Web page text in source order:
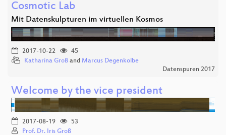
Cosmotic Lab
Mit Datenskulpturen im virtuellen Kosmos
2017-10-22
45
Katharina Groß and Marcus Degenkolbe
Datenspuren 2017
Welcome by the vice president
2017-08-19
53
Prof. Dr. Iris Groß